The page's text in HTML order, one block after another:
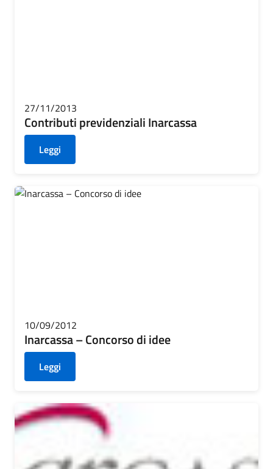
27/11/2013
Contributi previdenziali Inarcassa
Leggi
10/09/2012
Inarcassa – Concorso di idee
Leggi